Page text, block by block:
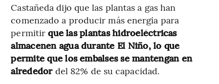
Castañeda dijo que las plantas a gas han
comenzado a producir más energía para
permitirque las plantas hidroeléctricas
almacenen agua durante El Niño, lo que
permite que los embalses se mantengan en
alrededor del 82% de su capacidad.